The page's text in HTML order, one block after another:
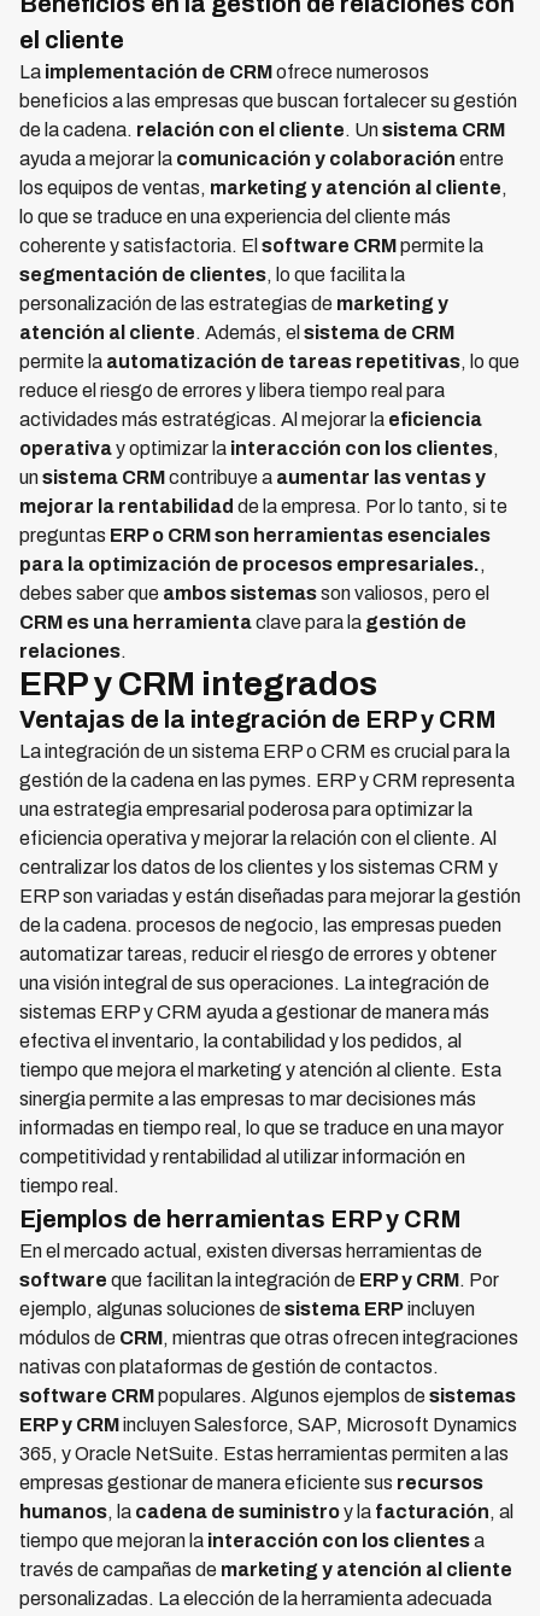
el cliente
La implementación de CRMofrece numerosos
beneficios a las empresas que buscan fortalecer su gestión
de la cadena. relación con el cliente. Unsistema CRM
ayuda a mejorar la comunicación y colaboración entre
los equipos de ventas, marketing y atención al cliente,
lo que se traduce en una experiencia del cliente más
coherente y satisfactoria. El software CRMpermite la
segmentación de clientes, lo que facilita la
personalización de las estrategias de marketing y
atención al cliente. Además, el sistema de CRM
permite la automatización de tareas repetitivas, lo que
reduce el riesgo de errores y libera tiempo real para
actividades más estratégicas. Al mejorar la eficiencia
operativay optimizar la interacción con los clientes,
unsistema CRMcontribuye a aumentar las ventas y
mejorar la rentabilidad de la empresa. Por lo tanto, si te
preguntas ERP o CRM son herramientas esenciales
para la optimización de procesos empresariales.,
debes saber que ambos sistemasson valiosos, pero el
CRM es una herramientaclave para la gestión de
relaciones.
ERP y CRM integrados
Ventajas de la integración de ERP y CRM
La integración de un sistema ERP o CRM es crucial para la
gestión de la cadena en las pymes. ERP y CRM representa
una estrategia empresarial poderosa para optimizar la
eficiencia operativa y mejorar la relación con el cliente. Al
centralizar los datos de los clientes y los sistemas CRM y
ERP son variadas y están diseñadas para mejorar la gestión
de la cadena. procesos de negocio, las empresas pueden
automatizar tareas, reducir el riesgo de errores y obtener
una visión integral de sus operaciones. La integración de
sistemas ERP y CRM ayuda a gestionar de manera más
efectiva el inventario, la contabilidad y los pedidos, al
tiempo que mejora el marketing y atención al cliente. Esta
sinergia permite a las empresas to mar decisiones más
informadas en tiempo real, lo que se traduce en una mayor
competitividad y rentabilidad al utilizar información en
tiempo real.
Ejemplos de herramientas ERP y CRM
En el mercado actual, existen diversas herramientas de
software que facilitan la integración de ERP y CRM. Por
ejemplo, algunas soluciones desistema ERPincluyen
módulos de CRM, mientras que otras ofrecen integraciones
nativas con plataformas de gestión de contactos.
software CRMpopulares. Algunos ejemplos desistemas
ERP y CRMincluyen Salesforce, SAP, Microsoft Dynamics
365, y Oracle NetSuite. Estas herramientas permiten a las
empresas gestionar de manera eficiente sus recursos
humanos, la cadena de suministroy la facturación, al
tiempo que mejoran la interacción con los clientesa
través de campañas de marketing y atención al cliente
personalizadas. La elección de la herramienta adecuada